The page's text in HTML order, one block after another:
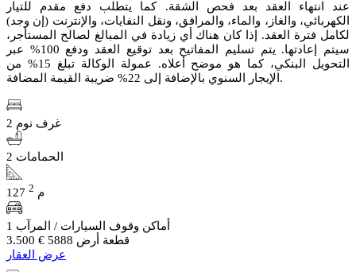
عند انتهاء العقد بعد فحص الشقة. كما يتطلب دفع مقدم للتيار
الكهربائي، والغاز، والماء، والمرافق، ونقل النفايات، والإنترنت (إن وجد)
لكامل فترة العقد. إذا كان هناك أي زيادة في المبالغ لصالح المستأجر،
سيتم إعادتها. يتم تسليم المفاتيح بعد توقيع العقد ودفع 100% عبر
التحويل البنكي، كما هو موضح أعلاه. عمولة الوكالة تبلغ 15% من
الإيجار السنوي بالإضافة إلى 22% ضريبة القيمة المضافة.
2 غرف نوم
2 الحمامات
127 م 2
1 أماكن وقوف السيارات / المرآب
قطعة أرض 5888
€ 3.500
عرض العقار